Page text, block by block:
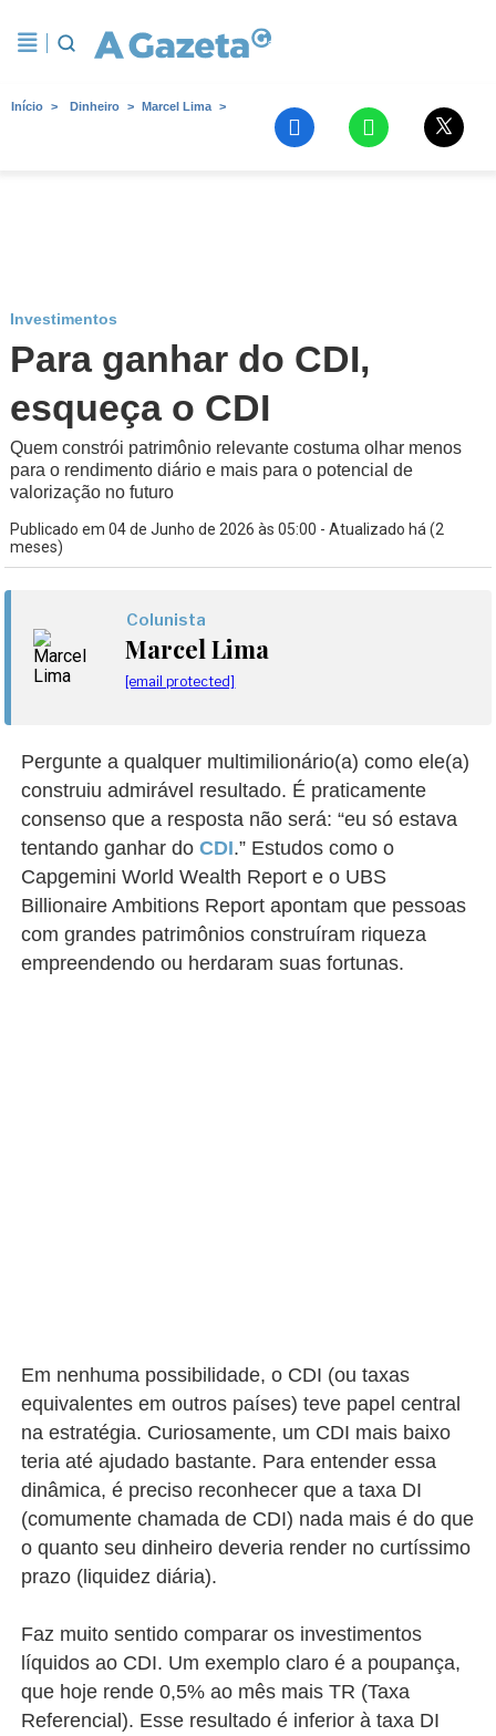
Início Dinheiro Marcel Lima
Investimentos
Para ganhar do CDI,
esqueça o CDI
Quem constrói patrimônio relevante costuma olhar menos
para o rendimento diário e mais para o potencial de
valorização no futuro
Publicado em 04 de Junho de 2026 às 05:00 - Atualizado há (2
meses)
Colunista
Marcel Lima
[email protected]
Pergunte a qualquer multimilionário(a) como ele(a)
construiu admirável resultado. É praticamente
consenso que a resposta não será: “eu só estava
tentando ganhar doCDI.” Estudos como o
Capgemini World Wealth Report e o UBS
Billionaire Ambitions Report apontam que pessoas
com grandes patrimônios construíram riqueza
empreendendo ou herdaram suas fortunas.
Em nenhuma possibilidade, o CDI (ou taxas
equivalentes em outros países) teve papel central
na estratégia. Curiosamente, um CDI mais baixo
teria até ajudado bastante. Para entender essa
dinâmica, é preciso reconhecer que a taxa DI
(comumente chamada de CDI) nada mais é do que
o quanto seu dinheiro deveria render no curtíssimo
prazo (liquidez diária).
Faz muito sentido comparar os investimentos
líquidos ao CDI. Um exemplo claro é a poupança,
que hoje rende 0,5% ao mês mais TR (Taxa
Referencial). Esse resultado é inferior à taxa DI